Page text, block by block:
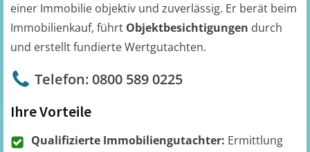
einer Immobilie objektiv und zuverlässig. Er berät beim
Immobilienkauf, führt Objektbesichtigungen durch
und erstellt fundierte Wertgutachten.
Telefon: 0800 589 0225
Ihre Vorteile
Qualifizierte Immobiliengutachter: Ermittlung